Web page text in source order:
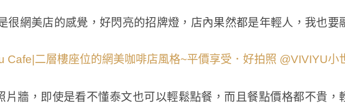
很網美店的感覺，好閃亮的招牌燈，店內果然都是年輕人，我也要
牆，即使是看不懂泰文也可以輕鬆點餐，而且餐點價格都不貴，